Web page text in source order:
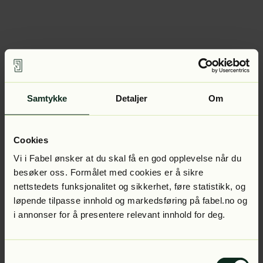
Samtykke Detaljer Om
Cookies
Vi i Fabel ønsker at du skal få en god opplevelse når du
besøker oss. Formålet med cookies er å sikre
nettstedets funksjonalitet og sikkerhet, føre statistikk, og
løpende tilpasse innhold og markedsføring på fabel.no og
i annonser for å presentere relevant innhold for deg.